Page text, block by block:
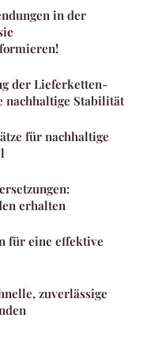
in der
der Lieferketten-
nachhaltige Stabilität
für nachhaltige
erhalten
für eine effektive
zuverlässige